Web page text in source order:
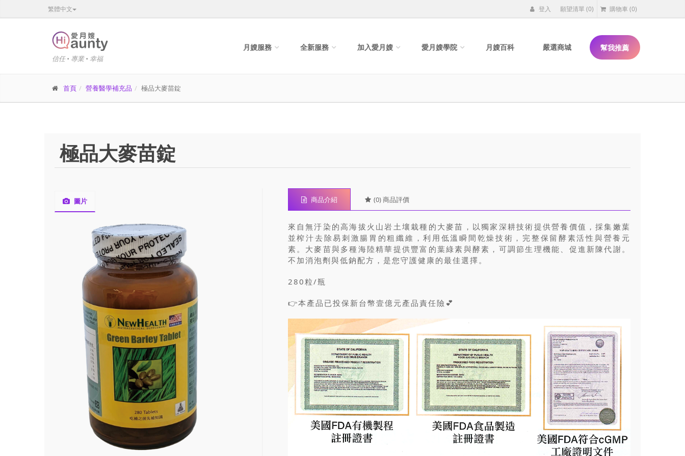
繁體中文 登入 願望清單(0) 購物車 (0)
信任 • 專業 • 幸福
月嫂服務 全新服務 加入愛月嫂 愛月嫂學院 月嫂百科 嚴選商城 幫我推薦
首頁 營養醫學補充品 極品大麥苗錠
極品大麥苗錠
圖片 商品介紹 (0) 商品評價
來自無汙染的高海拔火山岩土壤栽種的大麥苗，以獨家深耕技術提供營養價值，採集嫩葉
並榨汁去除易刺激腸胃的粗纖維，利用低溫瞬間乾燥技術，完整保留酵素活性與營養元
素。大麥苗與多種海陸精華提供豐富的葉綠素與酵素，可調節生理機能、促進新陳代謝。
不加消泡劑與低鈉配方，是您守護健康的最佳選擇。
280粒/瓶
👉本產品已投保新台幣壹億元產品責任險💕